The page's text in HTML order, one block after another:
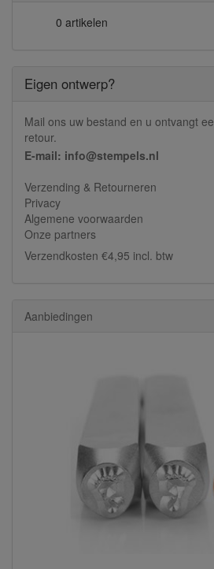
0 artikelen
Eigen ontwerp?
Mail ons uw bestand en u ontvangt
retour.
E-mail: info@stempels.nl
Verzending & Retourneren
Privacy
Algemene voorwaarden
Onze partners
Verzendkosten €4,95 incl. btw
Aanbiedingen